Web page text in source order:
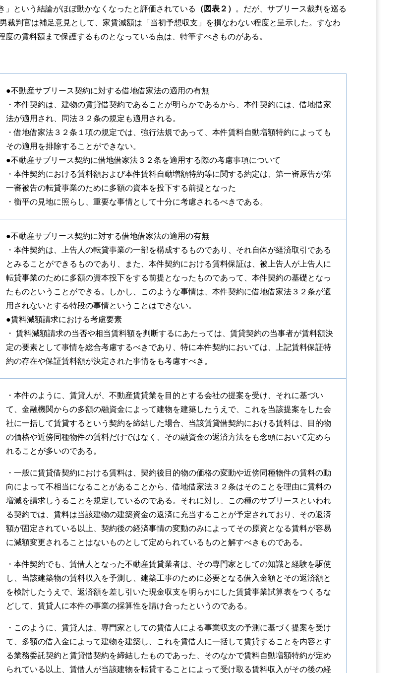
という結論がほぼ動かなくなったと評価されている
（図表２）
。だが、サブリース裁判を巡る
裁判官は補足意見として、家賃減額は「当初予想収支」を損なわない程度と呈示した。すなわ
の賃料額まで保護するものとなっている点は、特筆すべきものがある。
●不動産サブリース契約に対する借地借家法の適用の有無
・本件契約は、建物の賃貸借契約であることが明らかであるから、本件契約には、借地借家
法が適用され、同法３２条の規定も適用される。
・借地借家法３２条１項の規定では、強行法規であって、本件賃料自動増額特約によっても
その適用を排除することができない。
●不動産サブリース契約に借地借家法３２条を適用する際の考慮事項について
・本件契約における賃料額および本件賃料自動増額特約等に関する約定は、第一審原告が第
一審被告の転貸事業のために多額の資本を投下する前提となった
・衡平の見地に照らし、重要な事情として十分に考慮されるべきである。
●不動産サブリース契約に対する借地借家法の適用の有無
・本件契約は、上告人の転貸事業の一部を構成するものであり、それ自体が経済取引である
とみることができるものであり、また、本件契約における賃料保証は、被上告人が上告人に
転貸事業のために多額の資本投下をする前提となったものであって、本件契約の基礎となっ
たものということができる。しかし、このような事情は、本件契約に借地借家法３２条が適
用されないとする特段の事情ということはできない。
●賃料減額請求における考慮要素
・ 賃料減額請求の当否や相当賃料額を判断するにあたっては、賃貸契約の当事者が賃料額決
定の要素として事情を総合考慮するべきであり、特に本件契約においては、上記賃料保証特
約の存在や保証賃料額が決定された事情をも考慮すべき。
・本件のように、賃貸人が、不動産賃貸業を目的とする会社の提案を受け、それに基づい
て、金融機関からの多額の融資金によって建物を建築したうえで、これを当該提案をした会
社に一括して賃貸するという契約を締結した場合、当該賃貸借契約における賃料は、目的物
の価格や近傍同種物件の賃料だけではなく、その融資金の返済方法をも念頭において定めら
れることが多いのである。
・一般に賃貸借契約における賃料は、契約後目的物の価格の変動や近傍同種物件の賃料の動
向によって不相当になることがあることから、借地借家法３２条はそのことを理由に賃料の
増減を請求しうることを規定しているのである。それに対し、この種のサブリースといわれ
る契約では、賃料は当該建物の建築資金の返済に充当することが予定されており、その返済
額が固定されている以上、契約後の経済事情の変動のみによってその原資となる賃料が容易
に減額変更されることはないものとして定められているものと解すべきものである。
・本件契約でも、賃借人となった不動産賃貸業者は、その専門家としての知識と経験を駆使
し、当該建築物の賃料収入を予測し、建築工事のために必要となる借入金額とその返済額と
を検討したうえで、返済額を差し引いた現金収支を明らかにした賃貸事業試算表をつくるな
どして、賃貸人に本件の事業の採算性を請け合ったというのである。
・このように、賃貸人は、専門家としての賃借人による事業収支の予測に基づく提案を受け
て、多額の借入金によって建物を建築し、これを賃借人に一括して賃貸することを内容とす
る業務委託契約と賃貸借契約を締結したものであった、そのなかで賃料自動増額特約が定め
られている以上、賃借人が当該建物を転貸することによって受け取る賃料収入がその後の経